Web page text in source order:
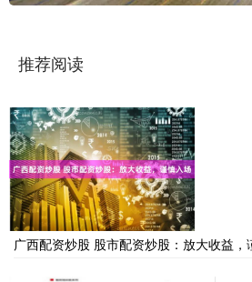
推荐阅读
广西配资炒股 股市配资炒股：放大收益，